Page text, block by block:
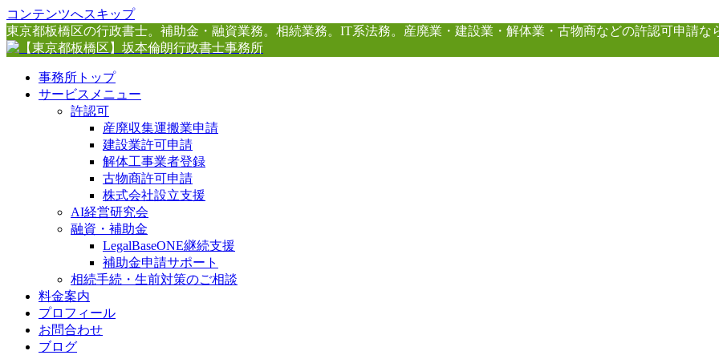
コンテンツへスキップ
東京都板橋区の行政書士。補助金・融資業務。相続業務。IT系法務。産廃業・建設業・解体業・古物商などの許認可申請な
事務所トップ
サービスメニュー
許認可
産廃収集運搬業申請
建設業許可申請
解体工事業者登録
古物商許可申請
株式会社設立支援
AI経営研究会
融資・補助金
LegalBaseONE継続支援
補助金申請サポート
相続手続・生前対策のご相談
料金案内
プロフィール
お問合わせ
ブログ